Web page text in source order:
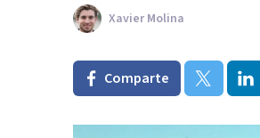
Xavier Molina
Comparte